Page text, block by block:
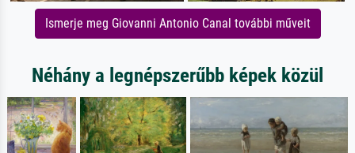
Ismerje meg Giovanni Antonio Canal további műveit
Néhány a legnépszerűbb képek közül